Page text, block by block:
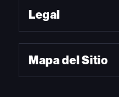
Legal
Mapa del Sitio